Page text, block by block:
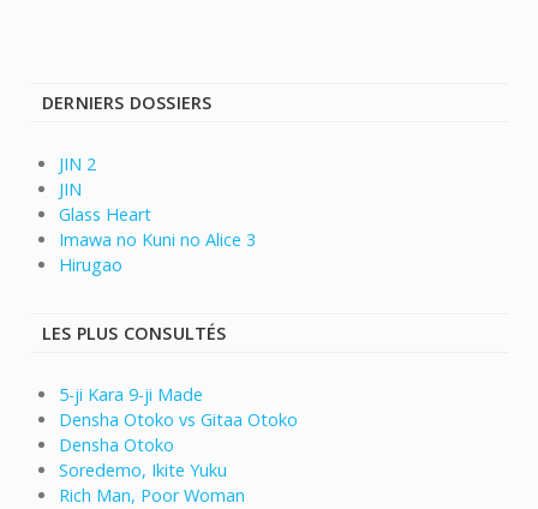
DERNIERS DOSSIERS
JIN 2
JIN
Glass Heart
Imawa no Kuni no Alice 3
Hirugao
LES PLUS CONSULTÉS
5-ji Kara 9-ji Made
Densha Otoko vs Gitaa Otoko
Densha Otoko
Soredemo, Ikite Yuku
Rich Man, Poor Woman